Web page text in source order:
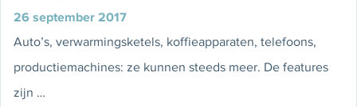
26 september 2017
Auto’s, verwarmingsketels, koffieapparaten, telefoons,
productiemachines: ze kunnen steeds meer. De features
zijn …